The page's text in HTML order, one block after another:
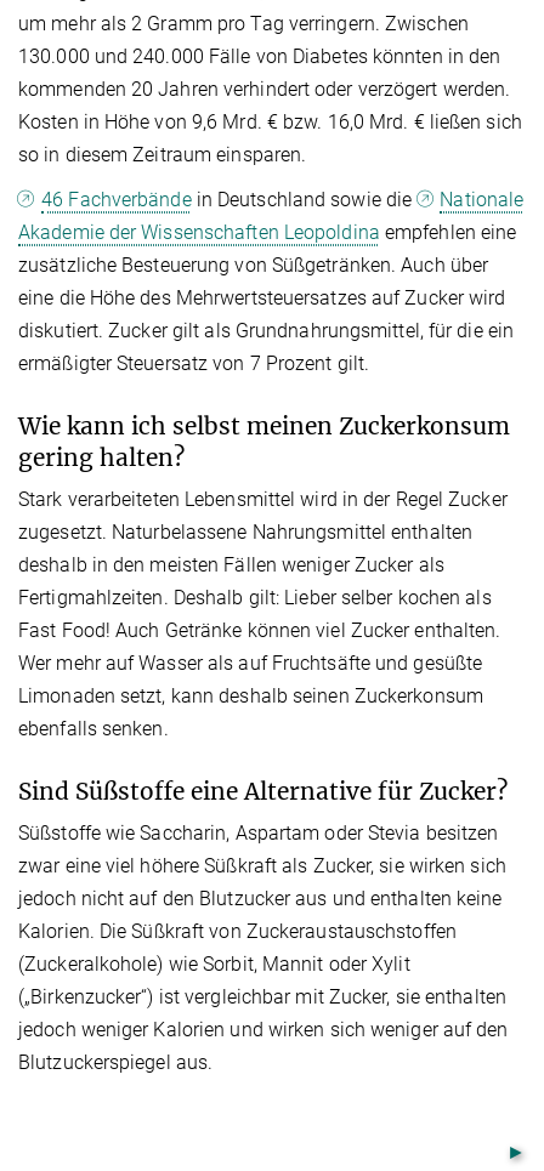
um mehr als 2 Gramm pro Tag verringern. Zwischen
130.000 und 240.000 Fälle von Diabetes könnten in den
kommenden 20 Jahren verhindert oder verzögert werden.
Kosten in Höhe von 9,6 Mrd. € bzw. 16,0 Mrd. € ließen sich
so in diesem Zeitraum einsparen.
46 Fachverbändein Deutschland sowie die
Nationale
Akademie der Wissenschaften Leopoldina empfehlen eine
zusätzliche Besteuerung von Süßgetränken. Auch über
eine die Höhe des Mehrwertsteuersatzes auf Zucker wird
diskutiert. Zucker gilt als Grundnahrungsmittel, für die ein
ermäßigter Steuersatz von 7 Prozent gilt.
Wie kann ich selbst meinen Zuckerkonsum
gering halten?
Stark verarbeiteten Lebensmittel wird in der Regel Zucker
zugesetzt. Naturbelassene Nahrungsmittel enthalten
deshalb in den meisten Fällen weniger Zucker als
Fertigmahlzeiten. Deshalb gilt: Lieber selber kochen als
Fast Food! Auch Getränke können viel Zucker enthalten.
Wer mehr auf Wasser als auf Fruchtsäfte und gesüßte
Limonaden setzt, kann deshalb seinen Zuckerkonsum
ebenfalls senken.
Sind Süßstoffe eine Alternative für Zucker?
Süßstoffe wie Saccharin, Aspartam oder Stevia besitzen
zwar eine viel höhere Süßkraft als Zucker, sie wirken sich
jedoch nicht auf den Blutzucker aus und enthalten keine
Kalorien. Die Süßkraft von Zuckeraustauschstoffen
(Zuckeralkohole) wie Sorbit, Mannit oder Xylit
(„Birkenzucker“) ist vergleichbar mit Zucker, sie enthalten
jedoch weniger Kalorien und wirken sich weniger auf den
Blutzuckerspiegel aus.